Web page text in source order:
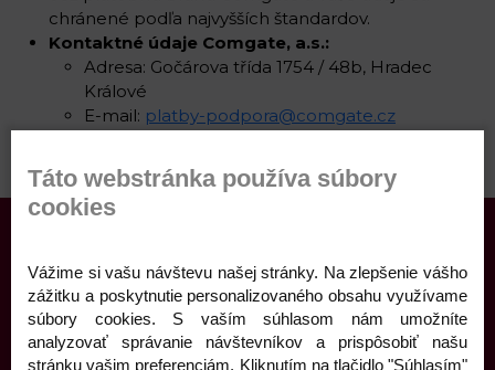
chránené podľa najvyšších štandardov.
Kontaktné údaje Comgate, a.s.:
Adresa: Gočárova třída 1754 / 48b, Hradec
Králové
E-mail: platby-podpora@comgate.cz
Táto webstránka používa súbory
cookies
Vážime si vašu návštevu našej stránky. Na zlepšenie vášho
zážitku a poskytnutie personalizovaného obsahu využívame
súbory cookies. S vaším súhlasom nám umožníte
analyzovať správanie návštevníkov a prispôsobiť našu
stránku vašim preferenciám. Kliknutím na tlačidlo "Súhlasím"